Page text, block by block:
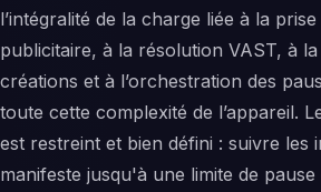
l’intégralité de la charge liée à la
publicitaire, à la résolution VAST, à
créations et à l’orchestration des
toute cette complexité de l’appareil.
est restreint et bien défini : suivre les
manifeste jusqu'à une limite de pause